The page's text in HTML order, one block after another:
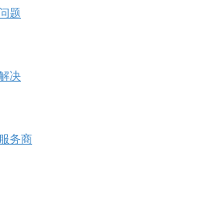
题
决
务商